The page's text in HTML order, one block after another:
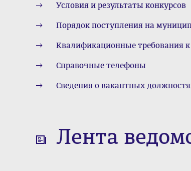
Условия и результаты конкурсов
Порядок поступления на
Квалификационные требования
Справочные телефоны
Сведения о вакантных
Лента